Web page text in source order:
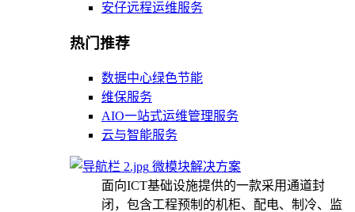
安仔远程运维服务
热门推荐
数据中心绿色节能
维保服务
AIO一站式运维管理服务
云与智能服务
微模块解决方案
面向ICT基础设施提供的一款采用通道封
闭，包含工程预制的机柜、配电、制冷、监